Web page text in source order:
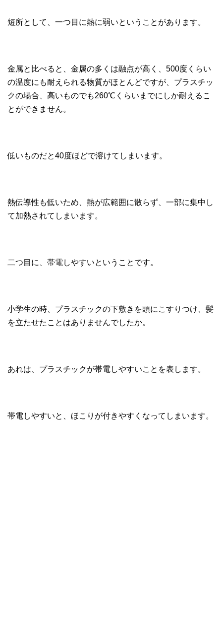
短所として、一つ目に熱に弱いということがあります。
金属と比べると、金属の多くは融点が高く、500度くらい
の温度にも耐えられる物質がほとんどですが、プラスチッ
クの場合、高いものでも260℃くらいまでにしか耐えるこ
とができません。
低いものだと40度ほどで溶けてしまいます。
熱伝導性も低いため、熱が広範囲に散らず、一部に集中し
て加熱されてしまいます。
二つ目に、帯電しやすいということです。
小学生の時、プラスチックの下敷きを頭にこすりつけ、髪
を立たせたことはありませんでしたか。
あれは、プラスチックが帯電しやすいことを表します。
帯電しやすいと、ほこりが付きやすくなってしまいます。